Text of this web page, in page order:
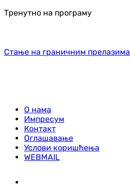
Тренутно на програму
Стање на граничним прелазима
О нама
Импресум
Контакт
Оглашавање
Услови коришћења
WEBMAIL